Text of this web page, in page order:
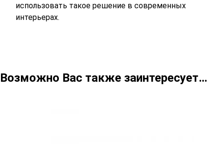
использовать такое решение в современных
интерьерах.
Возможно Вас также заинтересует…